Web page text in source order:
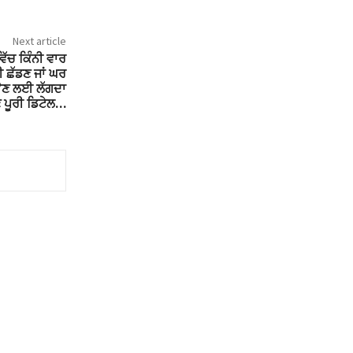
Next article
ਕਿੰਨੀ ਵਾਰ
ਛੱਡਣ ਜਾਂ ਘਰ
ਲਈ ਲੱਗਦਾ
ਪੂਰੀ ਡਿਟੇਲ…